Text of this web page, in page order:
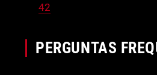
42
PERGUNTAS